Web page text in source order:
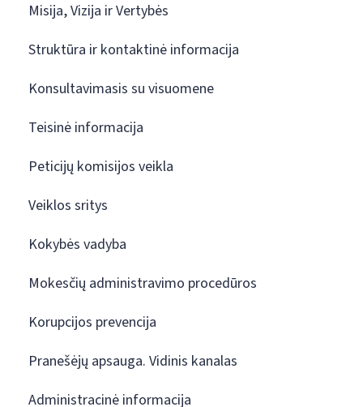
Misija, Vizija ir Vertybės
Struktūra ir kontaktinė informacija
Konsultavimasis su visuomene
Teisinė informacija
Peticijų komisijos veikla
Veiklos sritys
Kokybės vadyba
Mokesčių administravimo procedūros
Korupcijos prevencija
Pranešėjų apsauga. Vidinis kanalas
Administracinė informacija